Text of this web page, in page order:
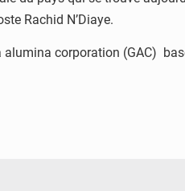
Rachid N’Diaye.
corporation (GAC)